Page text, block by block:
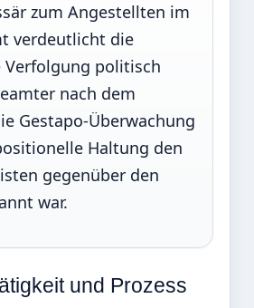
zum Angestellten im
verdeutlicht die
Verfolgung politisch
nach dem
Gestapo-Überwachung
Haltung den
gegenüber den
war.
und Prozess